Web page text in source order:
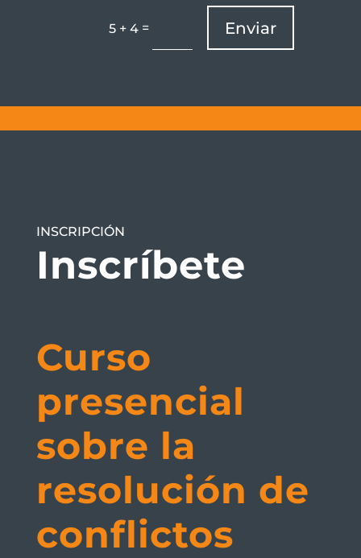
5 + 4 = Enviar
INSCRIPCIÓN
Inscríbete
Curso
presencial
sobre la
resolución de
conflictos